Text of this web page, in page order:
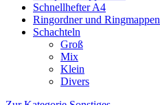
Schnellhefter A4
Ringordner und Ringmappen
Schachteln
Groß
Mix
Klein
Divers